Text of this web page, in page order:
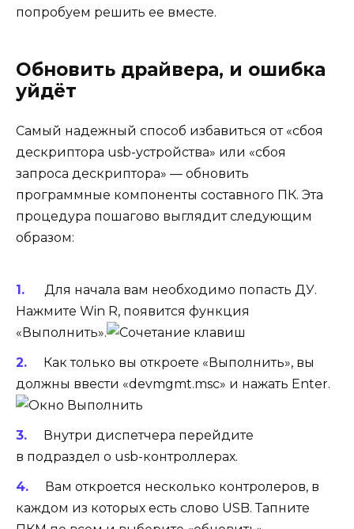
попробуем решить ее вместе.
Обновить драйвера, и ошибка
уйдёт
Самый надежный способ избавиться от «сбоя
дескриптора usb-устройства» или «сбоя
запроса дескриптора» — обновить
программные компоненты составного ПК. Эта
процедура пошагово выглядит следующим
образом:
Для начала вам необходимо попасть ДУ.
Нажмите Win R, появится функция
«Выполнить».
Как только вы откроете «Выполнить», вы
должны ввести «devmgmt.msc» и нажать Enter.
Внутри диспетчера перейдите
в подраздел о usb-контроллерах.
Вам откроется несколько контролеров, в
каждом из которых есть слово USB. Тапните